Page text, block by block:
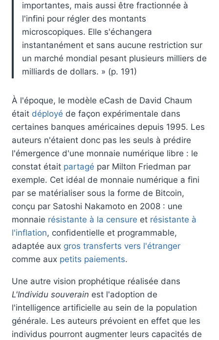
importantes, mais aussi être fractionnée à
l'infini pour régler des montants
microscopiques. Elle s'échangera
instantanément et sans aucune restriction sur
un marché mondial pesant plusieurs milliers de
milliards de dollars. » (p. 191)
À l'époque, le modèle eCash de David Chaum
était déployé de façon expérimentale dans
certaines banques américaines depuis 1995. Les
auteurs n'étaient donc pas les seuls à prédire
l'émergence d'une monnaie numérique libre : le
constat était partagé par Milton Friedman par
exemple. Cet idéal de monnaie numérique a fini
par se matérialiser sous la forme de Bitcoin,
conçu par Satoshi Nakamoto en 2008 : une
monnaie résistante à la censure et résistante à
l'inflation, confidentielle et programmable,
adaptée aux gros transferts vers l'étranger
comme aux petits paiements.
Une autre vision prophétique réalisée dans
L'Individu souverain est l'adoption de
l'intelligence artificielle au sein de la population
générale. Les auteurs prévoient en effet que les
individus pourront augmenter leurs capacités de